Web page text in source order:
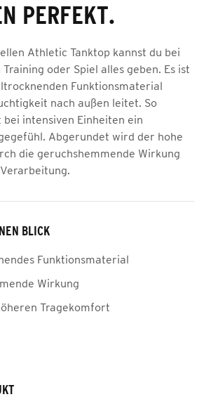
PERFEKT.
Athletic Tanktop kannst du bei
oder Spiel alles geben. Es ist
Funktionsmaterial
nach außen leitet. So
intensiven Einheiten ein
Abgerundet wird der hohe
die geruchshemmende Wirkung
BLICK
Funktionsmaterial
Wirkung
Tragekomfort